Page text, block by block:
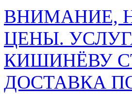
ВНИМАНИЕ,
ЦЕНЫ.
КИШИНЁВУ
ДОСТАВКА